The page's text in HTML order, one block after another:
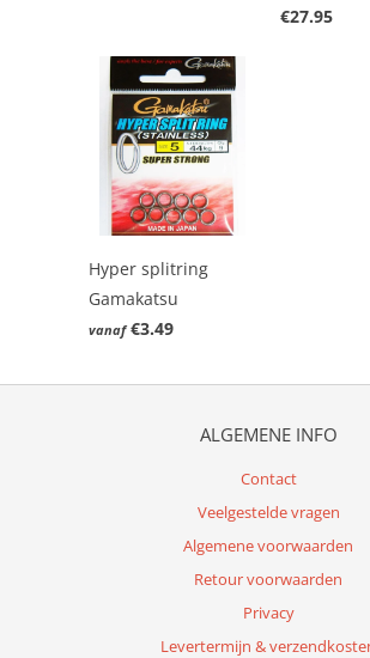
€27.95
Hyper splitring
Gamakatsu
vanaf €3.49
ALGEMENE INFO
Contact
Veelgestelde vragen
Algemene voorwaarden
Retour voorwaarden
Privacy
Levertermijn &